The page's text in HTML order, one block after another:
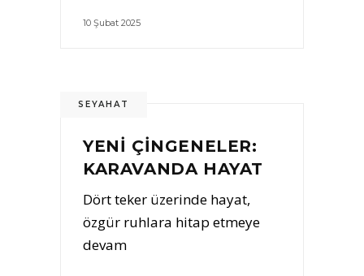
10 Şubat 2025
SEYAHAT
YENI ÇINGENELER:
KARAVANDA HAYAT
Dört teker üzerinde hayat,
özgür ruhlara hitap etmeye
devam